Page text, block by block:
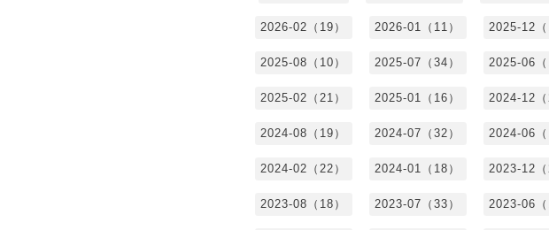
2026-02（19） 2026-01（11） 2025-12（
2025-08（10） 2025-07（34） 2025-06（
2025-02（21） 2025-01（16） 2024-12（
2024-08（19） 2024-07（32） 2024-06（
2024-02（22） 2024-01（18） 2023-12（
2023-08（18） 2023-07（33） 2023-06（